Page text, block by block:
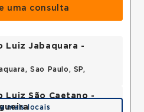
uma consulta
Luiz Jabaquara -
Sao Paulo, SP,
Luiz São Caetano -
mais locais